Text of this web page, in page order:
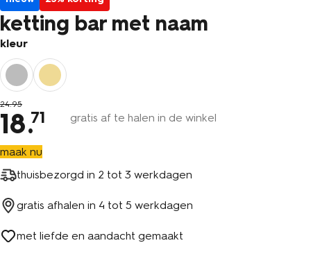
ketting bar met naam
kleur
24.95
18.71 gratis af te halen in de winkel
maak nu
thuisbezorgd in 2 tot 3 werkdagen
gratis afhalen in 4 tot 5 werkdagen
met liefde en aandacht gemaakt